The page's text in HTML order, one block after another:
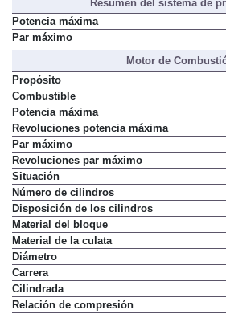
Resumen del sistema de
Potencia máxima
Par máximo
Motor de
Propósito
Combustible
Potencia máxima
Revoluciones potencia máxima
Par máximo
Revoluciones par máximo
Situación
Número de cilindros
Disposición de los cilindros
Material del bloque
Material de la culata
Diámetro
Carrera
Cilindrada
Relación de compresión